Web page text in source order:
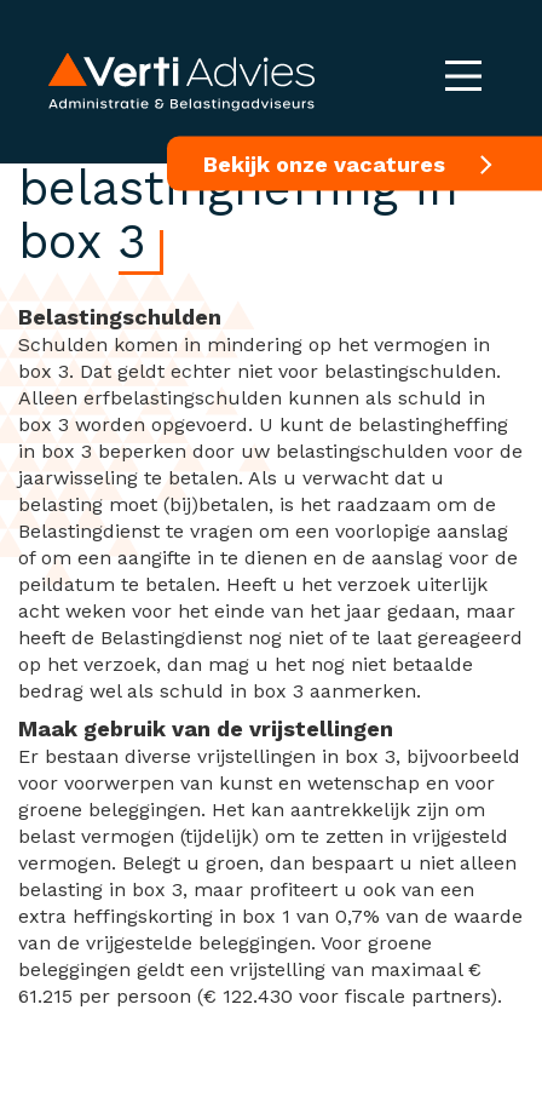
Bekijk onze vacatures
Beperk
belastingheffing in
box 3
Belastingschulden
Schulden komen in mindering op het vermogen in
box 3. Dat geldt echter niet voor belastingschulden.
Alleen erfbelastingschulden kunnen als schuld in
box 3 worden opgevoerd. U kunt de belastingheffing
in box 3 beperken door uw belastingschulden voor de
jaarwisseling te betalen. Als u verwacht dat u
belasting moet (bij)betalen, is het raadzaam om de
Belastingdienst te vragen om een voorlopige aanslag
of om een aangifte in te dienen en de aanslag voor de
peildatum te betalen. Heeft u het verzoek uiterlijk
acht weken voor het einde van het jaar gedaan, maar
heeft de Belastingdienst nog niet of te laat gereageerd
op het verzoek, dan mag u het nog niet betaalde
bedrag wel als schuld in box 3 aanmerken.
Maak gebruik van de vrijstellingen
Er bestaan diverse vrijstellingen in box 3, bijvoorbeeld
voor voorwerpen van kunst en wetenschap en voor
groene beleggingen. Het kan aantrekkelijk zijn om
belast vermogen (tijdelijk) om te zetten in vrijgesteld
vermogen. Belegt u groen, dan bespaart u niet alleen
belasting in box 3, maar profiteert u ook van een
extra heffingskorting in box 1 van 0,7% van de waarde
van de vrijgestelde beleggingen. Voor groene
beleggingen geldt een vrijstelling van maximaal €
61.215 per persoon (€ 122.430 voor fiscale partners).